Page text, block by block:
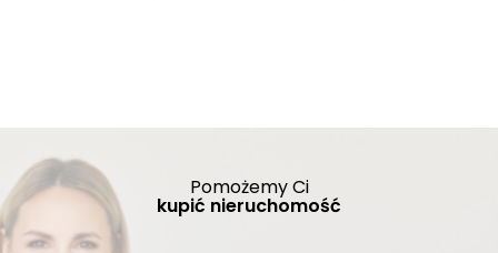
Pomożemy Ci
kupić nieruchomość